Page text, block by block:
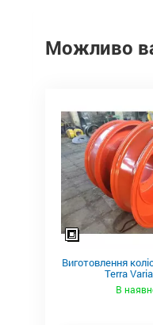
Можливо
Виготовлення
Terra
В